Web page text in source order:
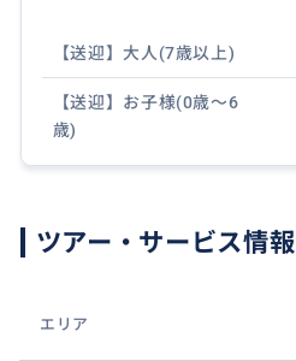
【送迎】大人(7歳以上)
【送迎】お子様(0歳〜6
歳)
ツアー・サービス情報
エリア